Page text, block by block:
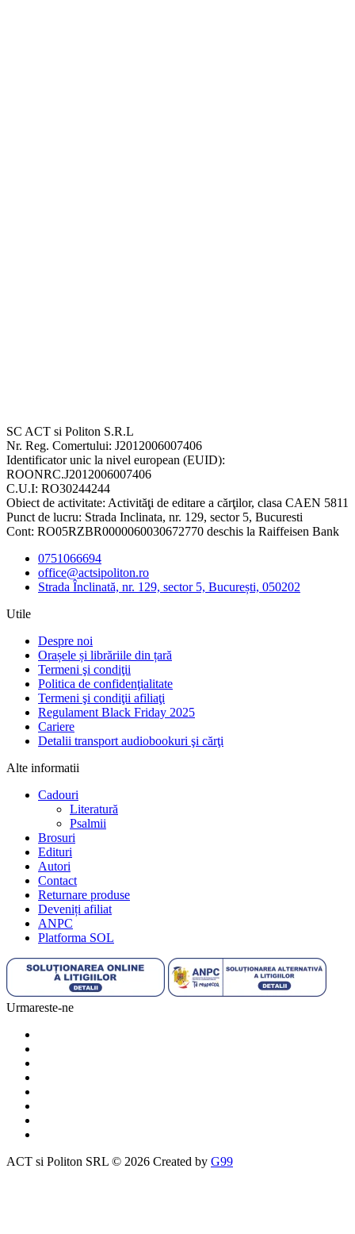
SC ACT si Politon S.R.L
Nr. Reg. Comertului: J2012006007406
Identificator unic la nivel european (EUID):
ROONRC.J2012006007406
C.U.I: RO30244244
Obiect de activitate: Activităţi de editare a cărţilor, clasa CAEN 5811
Punct de lucru: Strada Inclinata, nr. 129, sector 5, Bucuresti
Cont: RO05RZBR0000060030672770 deschis la Raiffeisen Bank
0751066694
office@actsipoliton.ro
Strada Înclinată, nr. 129, sector 5, București, 050202
Utile
Despre noi
Orașele și librăriile din țară
Termeni şi condiţii
Politica de confidenţialitate
Termeni şi condiţii afiliaţi
Regulament Black Friday 2025
Cariere
Detalii transport audiobookuri şi cărţi
Alte informatii
Cadouri
Literatură
Psalmii
Brosuri
Edituri
Autori
Contact
Returnare produse
Deveniți afiliat
ANPC
Platforma SOL
Urmareste-ne
ACT si Politon SRL © 2026 Created by G99